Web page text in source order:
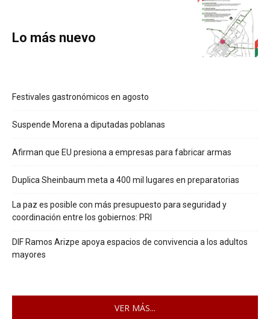
Lo más nuevo
Festivales gastronómicos en agosto
Suspende Morena a diputadas poblanas
Afirman que EU presiona a empresas para fabricar armas
Duplica Sheinbaum meta a 400 mil lugares en preparatorias
La paz es posible con más presupuesto para seguridad y
coordinación entre los gobiernos: PRI
DIF Ramos Arizpe apoya espacios de convivencia a los adultos
mayores
VER MÁS...